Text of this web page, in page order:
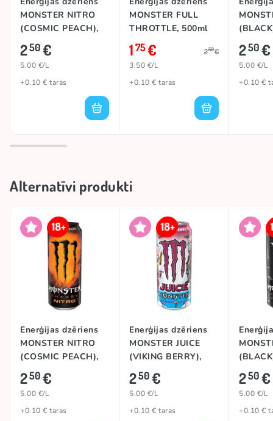
MONSTER NITRO
(COSMIC PEACH),
500ml
250€
5.00 €/L
+0.10 € taras
MONSTER FULL
THROTTLE, 500ml
175€ 250€
3.50 €/L
+0.10 € taras
250€
5.00 €/L
+0.10 €
Alternatīvi produkti
Enerģijas dzēriens
MONSTER NITRO
(COSMIC PEACH),
500ml
250€
5.00 €/L
+0.10 € taras
Enerģijas dzēriens
MONSTER JUICE
(VIKING BERRY),
500ml
250€
5.00 €/L
+0.10 € taras
250€
5.00 €/L
+0.10 €